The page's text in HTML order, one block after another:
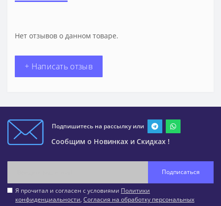
Нет отзывов о данном товаре.
+ Написать отзыв
Подпишитесь на рассылку или
Сообщим о Новинках и Скидках !
Подписаться
Я прочитал и согласен с условиями Политики
конфиденциальности, Согласия на обработку персональных